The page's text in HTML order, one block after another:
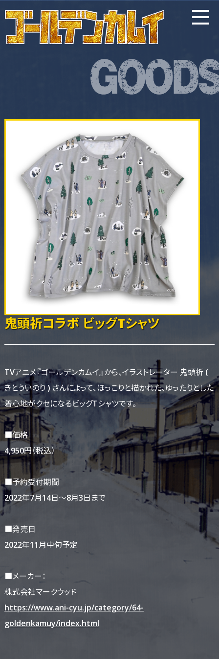
鬼頭祈コラボ ビッグTシャツ
TVアニメ『ゴールデンカムイ』から、イラストレーター 鬼頭祈 (
きとういのり ) さんによって、ほっこりと描かれた、ゆったりとした
着心地がクセになるビッグTシャツです。
■価格
4,950円（税込）
■予約受付期間
2022年7月14日〜8月3日まで
■発売日
2022年11月中旬予定
■メーカー：
株式会社マークウッド
https://www.ani-cyu.jp/category/64-
goldenkamuy/index.html